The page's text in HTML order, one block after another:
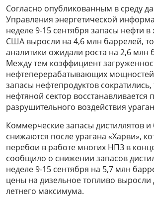
Согласно опубликованным в среду
Управления энергетической
неделе 9-15 сентября запасы нефти
США выросли на 4,6 млн баррелей,
аналитики ожидали роста на 2,6 млн
Между тем коэффициент
нефтеперерабатывающих
запасы нефтепродуктов сократились,
нефтяной сектор восстанавливается
разрушительного воздействия
Коммерческие запасы дистиллятов
снижаются после урагана «Харви»,
перебои в работе многих НПЗ в конце
сообщило о снижении запасов
неделе 9-15 сентября на 5,7 млн
цены на дизельное топливо выросли
летнего максимума.